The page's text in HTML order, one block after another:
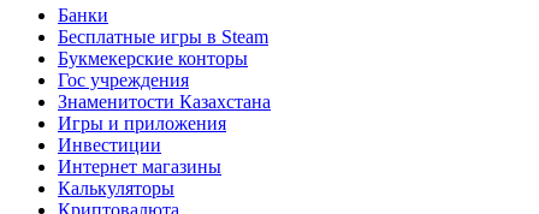
Банки
Бесплатные игры в Steam
Букмекерские конторы
Гос учреждения
Знаменитости Казахстана
Игры и приложения
Инвестиции
Интернет магазины
Калькуляторы
Криптовалюта